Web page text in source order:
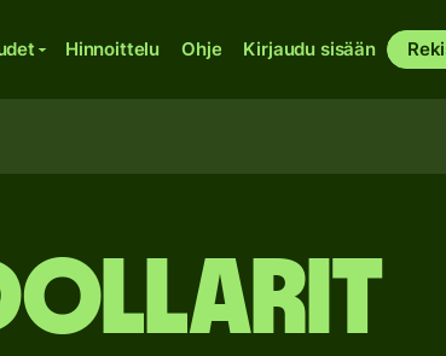
Hinnoittelu Ohje Kirjaudu sisään